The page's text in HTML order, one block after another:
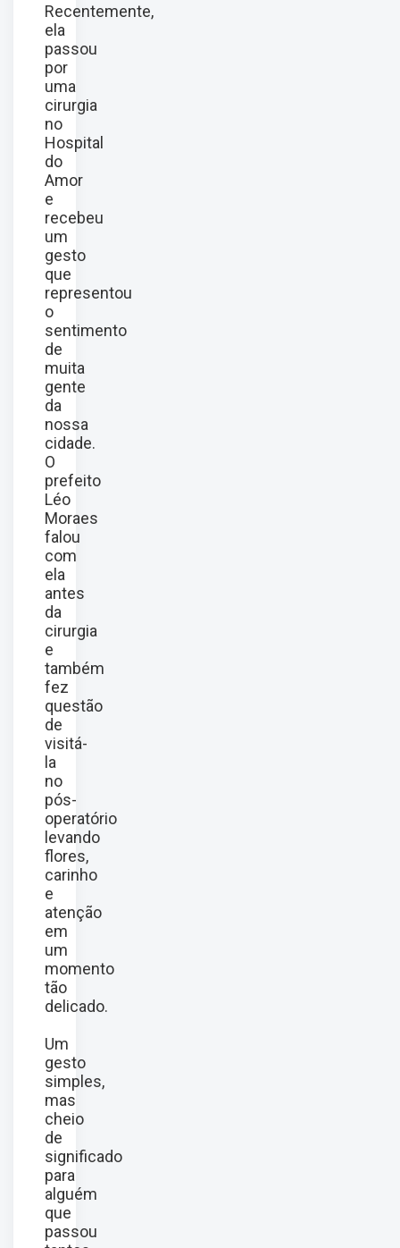
Recentemente,
ela
passou
por
uma
cirurgia
no
Hospital
do
Amor
e
recebeu
um
gesto
que
representou
o
sentimento
de
muita
gente
da
nossa
cidade.
O
prefeito
Léo
Moraes
falou
com
ela
antes
da
cirurgia
e
também
fez
questão
de
visitá-
la
no
pós-
operatório
levando
flores,
carinho
e
atenção
em
um
momento
tão
delicado.
Um
gesto
simples,
mas
cheio
de
significado
para
alguém
que
passou